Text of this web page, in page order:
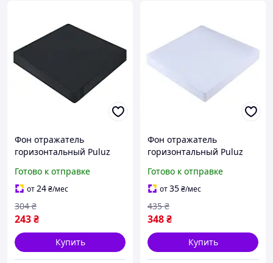
Фон отражатель
горизонтальный Puluz
черный
Готово к отправке
от24₴/мес
243₴
304 ₴
Купить
Фон отражатель
горизонтальный Puluz
белый
Готово к отправке
от35₴/мес
348₴
435 ₴
Купить